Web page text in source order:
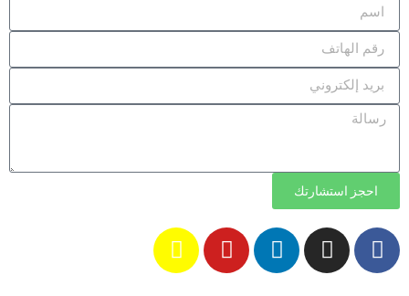
احجز استشارتك